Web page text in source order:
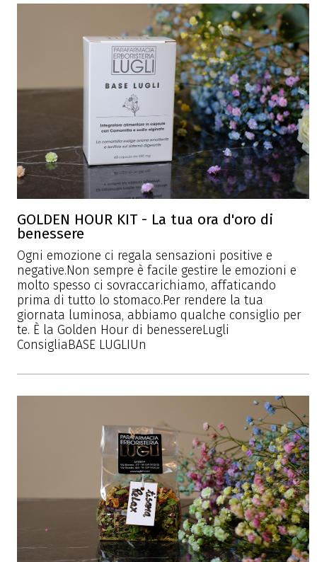
GOLDEN HOUR KIT - La tua ora d'oro di
benessere
Ogni emozione ci regala sensazioni positive e
negative.Non sempre è facile gestire le emozioni e
molto spesso ci sovraccarichiamo, affaticando
prima di tutto lo stomaco.Per rendere la tua
giornata luminosa, abbiamo qualche consiglio per
te. È la Golden Hour di benessereLugli
ConsigliaBASE LUGLIUn